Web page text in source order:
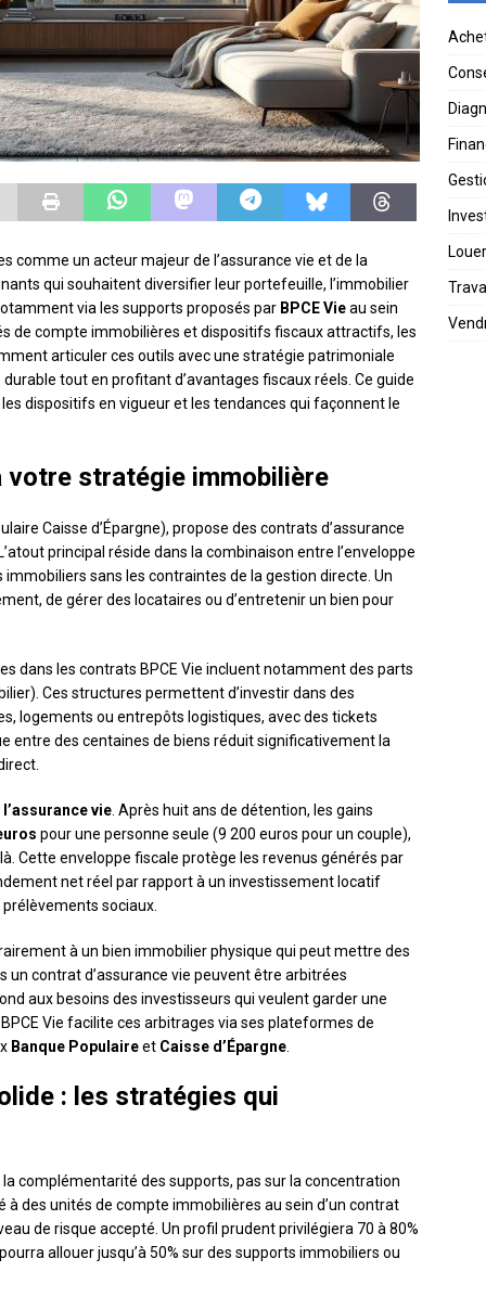
comme un acteur majeur de l’assurance vie et de la
qui souhaitent diversifier leur portefeuille, l’immobilier
via les supports proposés par BPCE Vieau sein
de compte immobilières et dispositifs fiscaux attractifs, les
articuler ces outils avec une stratégie patrimoniale
tout en profitant d’avantages fiscaux réels. Ce guide
dispositifs en vigueur et les tendances qui façonnent le
votre stratégie immobilière
Caisse d’Épargne), propose des contrats d’assurance
principal réside dans la combinaison entre l’enveloppe
immobiliers sans les contraintes de la gestion directe. Un
de gérer des locataires ou d’entretenir un bien pour
dans les contrats BPCE Vie incluent notamment des parts
Ces structures permettent d’investir dans des
logements ou entrepôts logistiques, avec des tickets
entre des centaines de biens réduit significativement la
vie . Après huit ans de détention, les gains
pour une personne seule (9 200 euros pour un couple),
Cette enveloppe fiscale protège les revenus générés par
net réel par rapport à un investissement locatif
sociaux.
à un bien immobilier physique qui peut mettre des
un contrat d’assurance vie peuvent être arbitrées
aux besoins des investisseurs qui veulent garder une
Vie facilite ces arbitrages via ses plateformes de
Banque Populaireet Caisse d’Épargne
: les stratégies qui
complémentarité des supports, pas sur la concentration
à des unités de compte immobilières au sein d’un contrat
de risque accepté. Un profil prudent privilégiera 70 à 80%
allouer jusqu’à 50% sur des supports immobiliers ou
Louer